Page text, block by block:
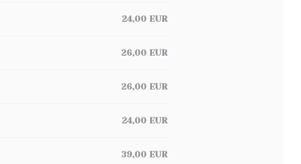
24,00 EUR
26,00 EUR
26,00 EUR
24,00 EUR
39,00 EUR